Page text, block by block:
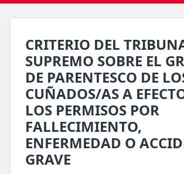
CRITERIO DEL
SUPREMO SOBRE EL
DE PARENTESCO DE
CUÑADOS/AS A
LOS PERMISOS POR
FALLECIMIENTO,
ENFERMEDAD O
GRAVE